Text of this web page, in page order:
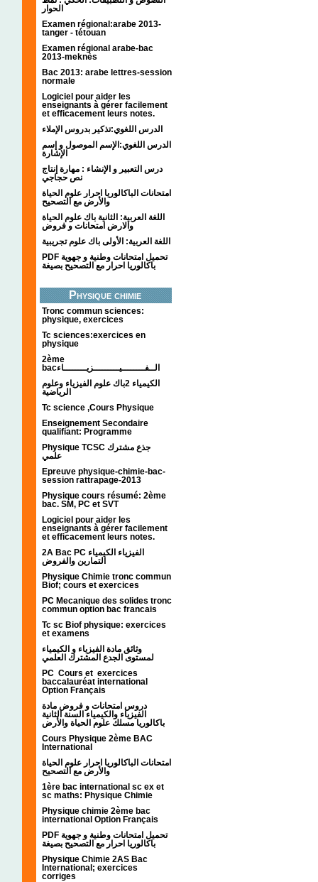
الحوار
Examen régional:arabe 2013-
tanger - tétouan
Examen régional arabe-bac
2013-meknès
Bac 2013: arabe lettres-session
normale
Logiciel pour aider les
enseignants à gérer facilement
et efficacement leurs notes.
الدرس اللغوي:تذكير بدروس الإملاء
الدرس اللغوي:الإسم الموصول و إسم
الإشارة
درس التعبير و الإنشاء : مهارة إنتاج
نص حجاجي
امتحانات الباكالوريا احرار علوم الحياة
والأرض مع التصحيح
اللغة العربية: الثانية باك علوم الحياة
والارض امتحانات و فروض
اللغة العربية: الأولى باك علوم تجريبية
PDF تحميل امتحانات وطنية و جهوية
باكالوريا احرار مع التصحيح بصيغة
Physique chimie
Tronc commun sciences:
physique, exercices
Tc sciences:exercices en
physique
2ème
bacالــفــــــــيـــــــــزيــــــــاء
الكيمياء 2باك علوم الفيزياء وعلوم
الرياضية
Tc science ,Cours Physique
Enseignement Secondaire
qualifiant: Programme
Physique TCSC جذع مشترك
علمي
Epreuve physique-chimie-bac-
session rattrapage-2013
Physique cours résumé: 2ème
bac. SM, PC et SVT
Logiciel pour aider les
enseignants à gérer facilement
et efficacement leurs notes.
2A Bac PC الفيزياء الكيمياء
التمارين والفروض
Physique Chimie tronc commun
Biof; cours et exercices
PC Mecanique des solides tronc
commun option bac francais
Tc sc Biof physique: exercices
et examens
وثائق مادة الفيزياء و الكيمياء
PC Cours et exercices
baccalauréat international
Option Français
دروس امتحانات و فروض مادة
الفيزياء والكيمياء السنة الثانية
باكالوريا مسلك علوم الحياة والأرض
Cours Physique 2ème BAC
International
امتحانات الباكالوريا احرار علوم الحياة
والأرض مع التصحيح
1ère bac international sc ex et
sc maths: Physique Chimie
Physique chimie 2ème bac
international Option Français
PDF تحميل امتحانات وطنية و جهوية
باكالوريا احرار مع التصحيح بصيغة
Physique Chimie 2AS Bac
International; exercices
corriges